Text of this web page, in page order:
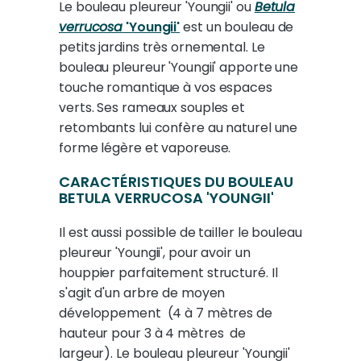
Le bouleau pleureur 'Youngii' ouBetula
verrucosa 'Youngii'est un bouleau de
petits jardins très ornemental. Le
bouleau pleureur 'Youngii' apporte une
touche romantique à vos espaces
verts. Ses rameaux souples et
retombants lui confère au naturel une
forme légère et vaporeuse.
CARACTÉRISTIQUES DU BOULEAU
BETULA VERRUCOSA 'YOUNGII'
Il est aussi possible de tailler le bouleau
pleureur 'Youngii', pour avoir un
houppier parfaitement structuré. Il
s'agit d'un arbre de moyen
développement (4 à 7 mètres de
hauteur pour 3 à 4 mètres de
largeur). Le bouleau pleureur 'Youngii'